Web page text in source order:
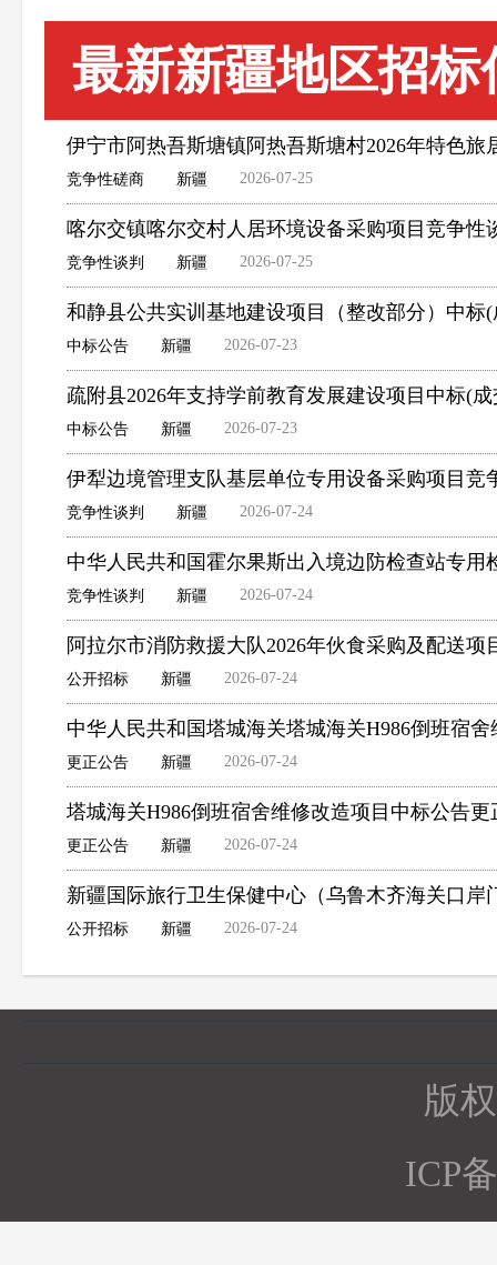
最新新疆地区招标
伊宁市阿热吾斯塘镇阿热吾斯塘村2026年特色
竞争性磋商 新疆 2026-07-25
喀尔交镇喀尔交村人居环境设备采购项目竞争性
竞争性谈判 新疆 2026-07-25
和静县公共实训基地建设项目（整改部分）中标
中标公告 新疆 2026-07-23
疏附县2026年支持学前教育发展建设项目中标(
中标公告 新疆 2026-07-23
伊犁边境管理支队基层单位专用设备采购项目竞
竞争性谈判 新疆 2026-07-24
中华人民共和国霍尔果斯出入境边防检查站专
竞争性谈判 新疆 2026-07-24
阿拉尔市消防救援大队2026年伙食采购及配送项
公开招标 新疆 2026-07-24
中华人民共和国塔城海关塔城海关H986倒班宿
更正公告 新疆 2026-07-24
塔城海关H986倒班宿舍维修改造项目中标公告更
更正公告 新疆 2026-07-24
新疆国际旅行卫生保健中心（乌鲁木齐海关口
公开招标 新疆 2026-07-24
版
ICP